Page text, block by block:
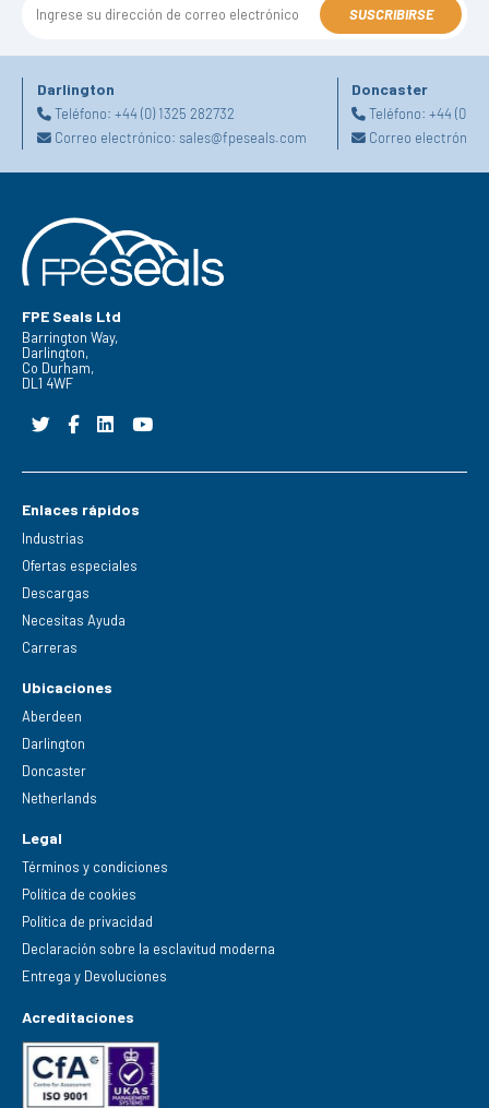
SUSCRIBIRSE
Darlington
Teléfono: +44 (0) 1325 282732
Correo electrónico: sales@fpeseals.com
Doncaster
Teléfono:+44 (0)
Correo
FPE Seals Ltd
Barrington Way,
Darlington,
Co Durham,
DL1 4WF
Enlaces rápidos
Industrias
Ofertas especiales
Descargas
Necesitas Ayuda
Carreras
Ubicaciones
Aberdeen
Darlington
Doncaster
Netherlands
Legal
Términos y condiciones
Política de cookies
Política de privacidad
Declaración sobre la esclavitud moderna
Entrega y Devoluciones
Acreditaciones